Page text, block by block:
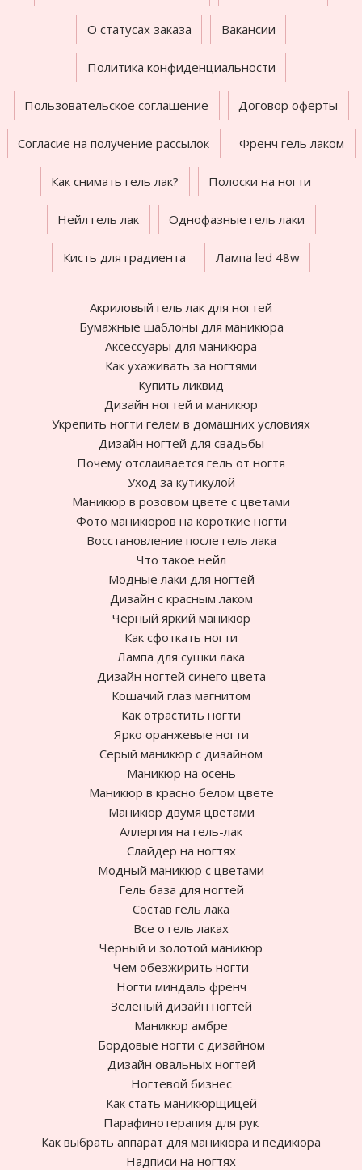
О статусах заказа Вакансии
Политика конфиденциальности
Пользовательское соглашение Договор оферты
Согласие на получение рассылок Френч гель лаком
Как снимать гель лак? Полоски на ногти
Нейл гель лак Однофазные гель лаки
Кисть для градиента Лампа led 48w
Акриловый гель лак для ногтей
Бумажные шаблоны для маникюра
Аксессуары для маникюра
Как ухаживать за ногтями
Купить ликвид
Дизайн ногтей и маникюр
Укрепить ногти гелем в домашних условиях
Дизайн ногтей для свадьбы
Почему отслаивается гель от ногтя
Уход за кутикулой
Маникюр в розовом цвете с цветами
Фото маникюров на короткие ногти
Восстановление после гель лака
Что такое нейл
Модные лаки для ногтей
Дизайн с красным лаком
Черный яркий маникюр
Как сфоткать ногти
Лампа для сушки лака
Дизайн ногтей синего цвета
Кошачий глаз магнитом
Как отрастить ногти
Ярко оранжевые ногти
Cерый маникюр с дизайном
Маникюр на осень
Маникюр в красно белом цвете
Маникюр двумя цветами
Аллергия на гель-лак
Слайдер на ногтях
Модный маникюр с цветами
Гель база для ногтей
Состав гель лака
Все о гель лаках
Черный и золотой маникюр
Чем обезжирить ногти
Ногти миндаль френч
Зеленый дизайн ногтей
Маникюр амбре
Бордовые ногти с дизайном
Дизайн овальных ногтей
Ногтевой бизнес
Как стать маникюрщицей
Парафинотерапия для рук
Как выбрать аппарат для маникюра и педикюра
Надписи на ногтях